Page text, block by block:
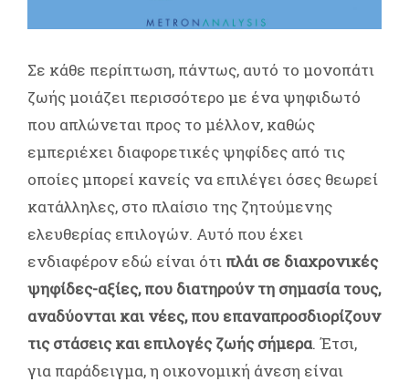
Σε κάθε περίπτωση, πάντως, αυτό το μονοπάτι
ζωής μοιάζει περισσότερο με ένα ψηφιδωτό
που απλώνεται προς το μέλλον, καθώς
εμπεριέχει διαφορετικές ψηφίδες από τις
οποίες μπορεί κανείς να επιλέγει όσες θεωρεί
κατάλληλες, στο πλαίσιο της ζητούμενης
ελευθερίας επιλογών. Αυτό που έχει
ενδιαφέρον εδώ είναι ότι πλάι σε διαχρονικές
ψηφίδες-αξίες, που διατηρούν τη σημασία τους,
αναδύονται και νέες, που επαναπροσδιορίζουν
τις στάσεις και επιλογές ζωής σήμερα. Έτσι,
για παράδειγμα, η οικονομική άνεση είναι